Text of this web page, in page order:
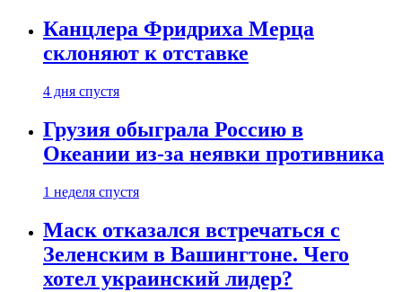
Канцлера Фридриха Мерца
склоняют к отставке
4 дня спустя
Грузия обыграла Россию в
Океании из-за неявки противника
1 неделя спустя
Маск отказался встречаться с
Зеленским в Вашингтоне. Чего
хотел украинский лидер?